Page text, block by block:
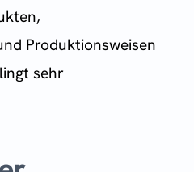
Produktionsweisen
sehr